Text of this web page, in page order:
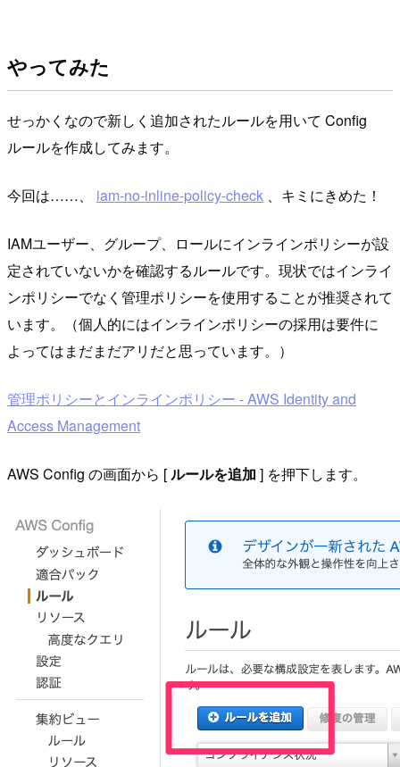
やってみた
せっかくなので新しく追加されたルールを用いて Config
ルールを作成してみます。
今回は……、 iam-no-inline-policy-check 、キミにきめた！
IAMユーザー、グループ、ロールにインラインポリシーが設
定されていないかを確認するルールです。現状ではインライ
ンポリシーでなく管理ポリシーを使用することが推奨されて
います。（個人的にはインラインポリシーの採用は要件に
よってはまだまだアリだと思っています。）
管理ポリシーとインラインポリシー - AWS Identity and
Access Management
AWS Config の画面から [ルールを追加 ] を押下します。